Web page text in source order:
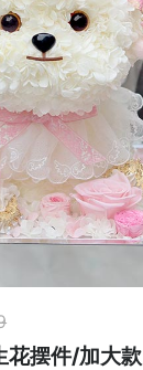
花摆件/加大款
确定